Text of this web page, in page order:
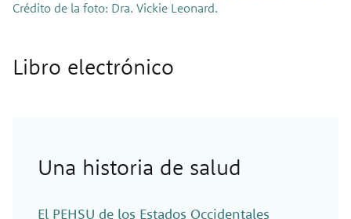
Crédito de la foto: Dra. Vickie Leonard.
Libro electrónico
Una historia de salud
El PEHSU de los Estados Occidentales